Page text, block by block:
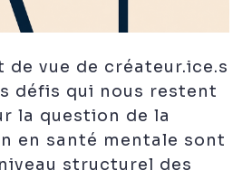
vue de créateur.ice.s
défis qui nous restent
la question de la
en santé mentale sont
structurel des